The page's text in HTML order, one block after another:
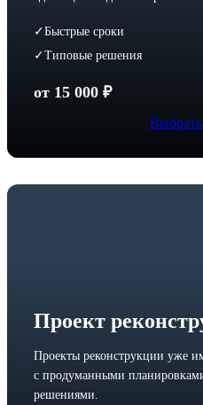
✓Быстрые сроки
✓Типовые решения
от 15 000 ₽
Проект
Проекты реконструкции уже
с продуманными
решениями.